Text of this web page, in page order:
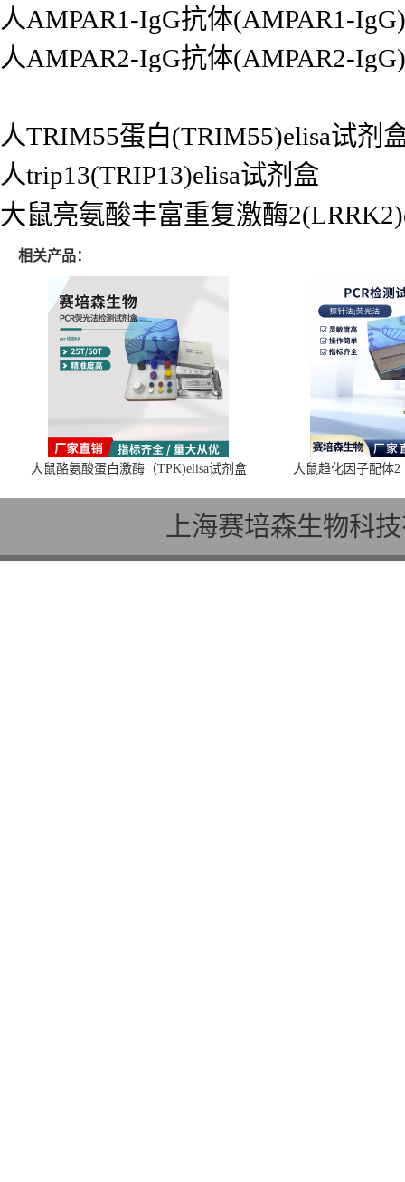
人AMPAR1-IgG抗体(AMPAR1-
人AMPAR2-IgG抗体(AMPAR2-
人TRIM55蛋白(TRIM55)elisa试剂
人trip13(TRIP13)elisa试剂盒
大鼠亮氨酸丰富重复激酶
相关产品：
大鼠酪氨酸蛋白激酶（TPK)elisa试剂盒 大鼠趋化因子配体2
上海赛培森生物科